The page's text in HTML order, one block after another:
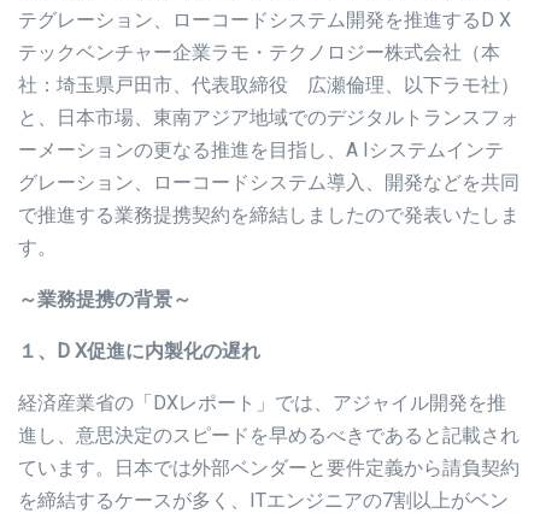
テグレーション、ローコードシステム開発を推進するD X
テックベンチャー企業ラモ・テクノロジー株式会社（本
社：埼玉県戸田市、代表取締役 広瀬倫理、以下ラモ社）
と、日本市場、東南アジア地域でのデジタルトランスフォ
ーメーションの更なる推進を目指し、A Iシステムインテ
グレーション、ローコードシステム導入、開発などを共同
で推進する業務提携契約を締結しましたので発表いたしま
す。
～業務提携の背景～
１、D X促進に内製化の遅れ
経済産業省の「DXレポート」では、アジャイル開発を推
進し、意思決定のスピードを早めるべきであると記載され
ています。日本では外部ベンダーと要件定義から請負契約
を締結するケースが多く、ITエンジニアの7割以上がベン